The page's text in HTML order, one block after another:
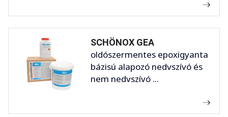
SCHÖNOX GEA
oldószermentes epoxigyanta
bázisú alapozó nedvszívó és
nem nedvszívó ...